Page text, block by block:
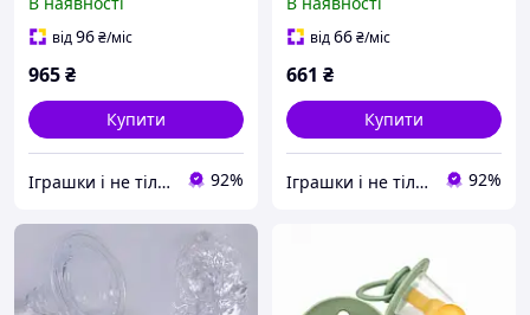
ЦІНА ЗА УПАКОВКУ,
"BIMBO"
від96₴/міс
965₴
Купити
Iграшки i не тiльки 92%
ЦІНА ЗА УПАКОВКУ,
"BIMBO"
від66₴/міс
661 ₴
Купити
Iграшки i не тiльки 92%